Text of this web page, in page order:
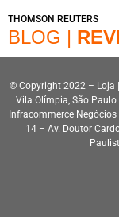
THOMSON REUTERS
BLOG |
© Copyright 2022 – Loja
Vila Olímpia, São
Infracommerce
14 – Av. Doutor